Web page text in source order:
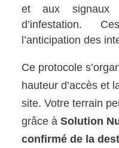
et aux signaux
d’infestation.
l’anticipation des
Ce protocole
hauteur d’accès et
site. Votre terrain
grâce àSolution
confirmé de la